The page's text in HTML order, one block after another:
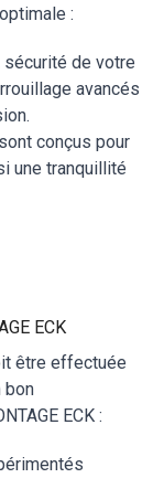
:
sécurité de votre
avancés
conçus pour
une tranquillité
ECK
être effectuée
bon
ECK :